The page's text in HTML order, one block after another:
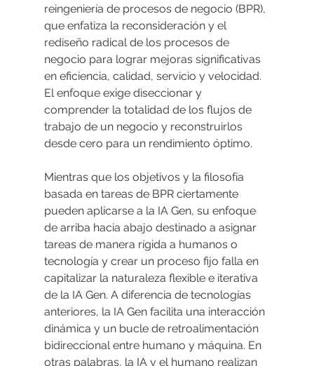
reingeniería de procesos de negocio (BPR),
que enfatiza la reconsideración y el
rediseño radical de los procesos de
negocio para lograr mejoras significativas
en eficiencia, calidad, servicio y velocidad.
El enfoque exige diseccionar y
comprender la totalidad de los flujos de
trabajo de un negocio y reconstruirlos
desde cero para un rendimiento óptimo.
Mientras que los objetivos y la filosofía
basada en tareas de BPR ciertamente
pueden aplicarse a la IA Gen, su enfoque
de arriba hacia abajo destinado a asignar
tareas de manera rígida a humanos o
tecnología y crear un proceso fijo falla en
capitalizar la naturaleza flexible e iterativa
de la IA Gen. A diferencia de tecnologías
anteriores, la IA Gen facilita una interacción
dinámica y un bucle de retroalimentación
bidireccional entre humano y máquina. En
otras palabras, la IA y el humano realizan